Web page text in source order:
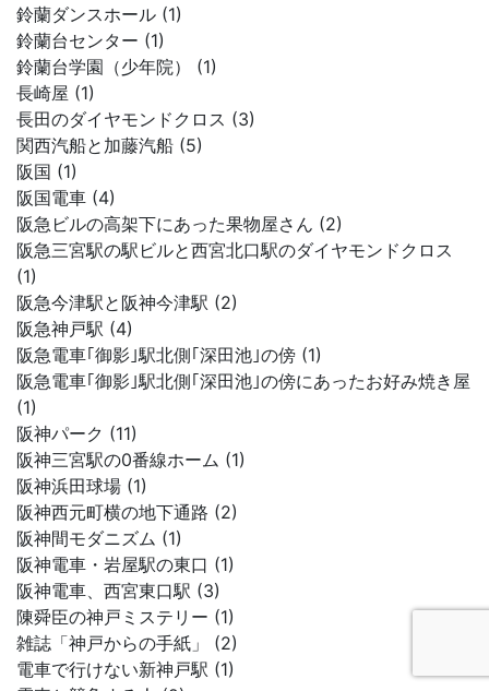
鈴蘭ダンスホール (1)
鈴蘭台センター (1)
鈴蘭台学園（少年院） (1)
長崎屋 (1)
長田のダイヤモンドクロス (3)
関西汽船と加藤汽船 (5)
阪国 (1)
阪国電車 (4)
阪急ビルの高架下にあった果物屋さん (2)
阪急三宮駅の駅ビルと西宮北口駅のダイヤモンドクロス
(1)
阪急今津駅と阪神今津駅 (2)
阪急神戸駅 (4)
阪急電車｢御影｣駅北側｢深田池｣の傍 (1)
阪急電車｢御影｣駅北側｢深田池｣の傍にあったお好み焼き屋
(1)
阪神パーク (11)
阪神三宮駅の0番線ホーム (1)
阪神浜田球場 (1)
阪神西元町横の地下通路 (2)
阪神間モダニズム (1)
阪神電車・岩屋駅の東口 (1)
阪神電車、西宮東口駅 (3)
陳舜臣の神戸ミステリー (1)
雑誌「神戸からの手紙」 (2)
電車で行けない新神戸駅 (1)